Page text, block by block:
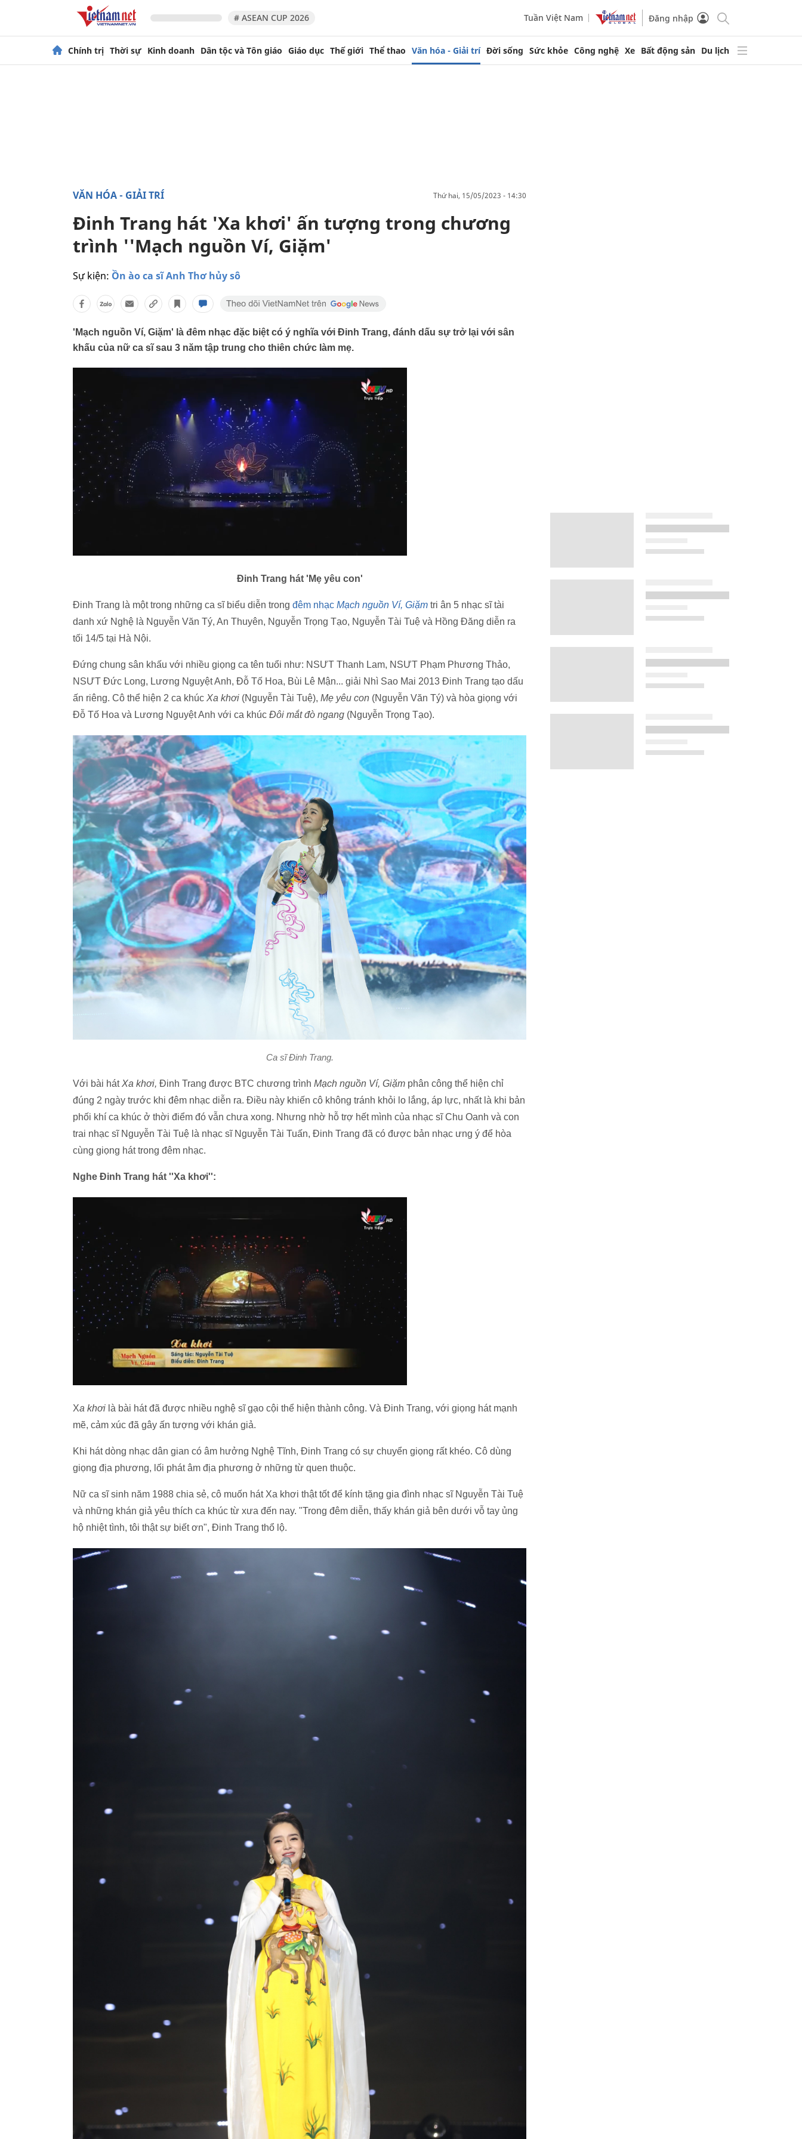
# ASEAN CUP 2026 Tuần Việt Nam Đăng nhập
Chính trị Thời sự Kinh doanh Dân tộc và Tôn giáo Giáo dục Thế giới Thể thao Văn hóa - Giải trí Đời sống Sức khỏe Công nghệ Xe Bất động sản Du lịch
VĂN HÓA - GIẢI TRÍ thứ hai, 15/05/2023 - 14:30
Đinh Trang hát 'Xa khơi' ấn tượng trong chương
trình ''Mạch nguồn Ví, Giặm'
Sự kiện: Ồn ào ca sĩ Anh Thơ hủy sô
'Mạch nguồn Ví, Giặm' là đêm nhạc đặc biệt có ý nghĩa với Đinh Trang, đánh dấu sự trở lại với sân
khấu của nữ ca sĩ sau 3 năm tập trung cho thiên chức làm mẹ.
Đinh Trang hát 'Mẹ yêu con'
Đinh Trang là một trong những ca sĩ biểu diễn trong đêm nhạc Mạch nguồn Ví, Giặm tri ân 5 nhạc sĩ tài
danh xứ Nghệ là Nguyễn Văn Tý, An Thuyên, Nguyễn Trọng Tạo, Nguyễn Tài Tuệ và Hồng Đăng diễn ra
tối 14/5 tại Hà Nội.
Đứng chung sân khấu với nhiều giọng ca tên tuổi như: NSƯT Thanh Lam, NSƯT Phạm Phương Thảo,
NSƯT Đức Long, Lương Nguyệt Anh, Đỗ Tố Hoa, Bùi Lê Mận... giải Nhì Sao Mai 2013 Đinh Trang tạo dấu
ấn riêng. Cô thể hiện 2 ca khúc Xa khơi (Nguyễn Tài Tuệ), Mẹ yêu con (Nguyễn Văn Tý) và hòa giọng với
Đỗ Tố Hoa và Lương Nguyệt Anh với ca khúc Đôi mắt đò ngang (Nguyễn Trọng Tạo).
Ca sĩ Đinh Trang.
Với bài hátXa khơi, Đinh Trang được BTC chương trình Mạch nguồn Ví, Giặm phân công thể hiện chỉ
đúng 2 ngày trước khi đêm nhạc diễn ra. Điều này khiến cô không tránh khỏi lo lắng, áp lực, nhất là khi bản
phối khí ca khúc ở thời điểm đó vẫn chưa xong. Nhưng nhờ hỗ trợ hết mình của nhạc sĩ Chu Oanh và con
trai nhạc sĩ Nguyễn Tài Tuệ là nhạc sĩ Nguyễn Tài Tuấn, Đinh Trang đã có được bản nhạc ưng ý để hòa
cùng giọng hát trong đêm nhạc.
Nghe Đinh Trang hát ''Xa khơi'':
Xa khơi là bài hát đã được nhiều nghệ sĩ gạo cội thể hiện thành công. Và Đinh Trang, với giọng hát mạnh
mẽ, cảm xúc đã gây ấn tượng với khán giả.
Khi hát dòng nhạc dân gian có âm hưởng Nghệ Tĩnh, Đinh Trang có sự chuyển giọng rất khéo. Cô dùng
giọng địa phương, lối phát âm địa phương ở những từ quen thuộc.
Nữ ca sĩ sinh năm 1988 chia sẻ, cô muốn hát Xa khơi thật tốt để kính tặng gia đình nhạc sĩ Nguyễn Tài Tuệ
và những khán giả yêu thích ca khúc từ xưa đến nay. "Trong đêm diễn, thấy khán giả bên dưới vỗ tay ủng
hộ nhiệt tình, tôi thật sự biết ơn", Đinh Trang thổ lộ.